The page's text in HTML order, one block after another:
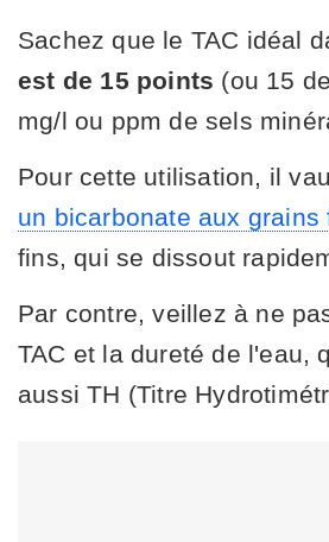
Sachez que le TAC idéal
est de 15 points (ou 15
mg/l ou ppm de sels
Pour cette utilisation, il
un bicarbonate aux grains
fins, qui se dissout
Par contre, veillez à ne
TAC et la dureté de l'eau,
aussi TH (Titre